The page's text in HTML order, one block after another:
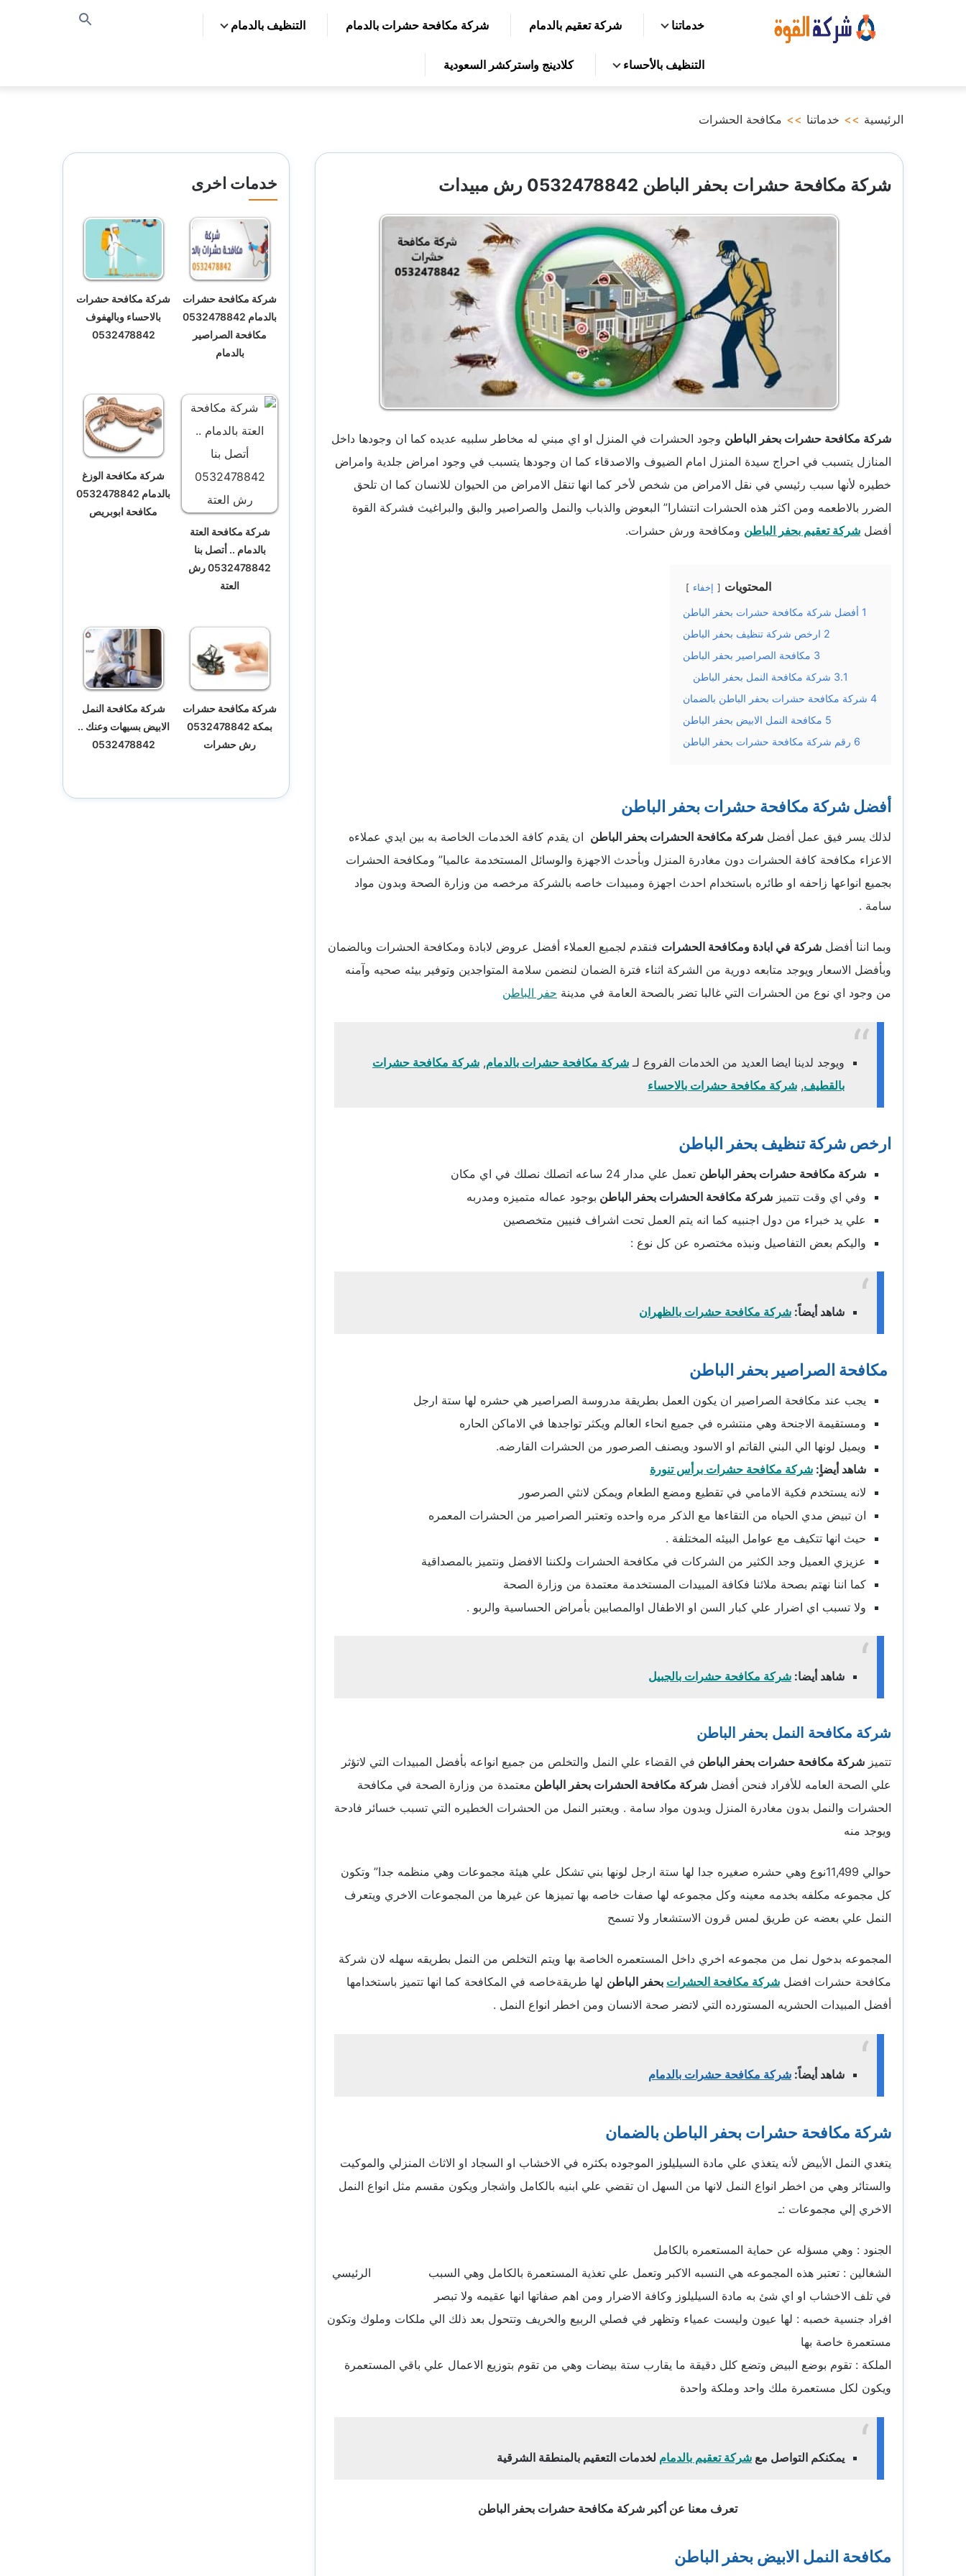
خدماتنا شركة تعقيم بالدمام شركة مكافحة حشرات بالدمام التنظيف بالدمام
التنظيف بالأحساء كلادينج واستركشر السعودية
الرئيسية >> خدماتنا >> مكافحة الحشرات
شركة مكافحة حشرات بحفر الباطن 0532478842 رش مبيدات
شركة مكافحة حشرات بحفر الباطن وجود الحشرات في المنزل او اي مبني له مخاطر سلبيه عديده كما ان وجودها داخل
المنازل يتسبب في احراج سيدة المنزل امام الضيوف والاصدقاء كما ان وجودها يتسبب في وجود امراض جلدية وامراض
خطيره لأنها سبب رئيسي في نقل الامراض من شخص لأخر كما انها تنقل الامراض من الحيوان للانسان كما ان تلحق
الضرر بالاطعمه ومن اكثر هذه الحشرات انتشارا” البعوض والذباب والنمل والصراصير والبق والبراغيث فشركة القوة
أفضل شركة تعقيم بحفر الباطن ومكافحة ورش حشرات.
المحتويات إخفاء
1 أفضل شركة مكافحة حشرات بحفر الباطن
2 ارخص شركة تنظيف بحفر الباطن
3 مكافحة الصراصير بحفر الباطن
3.1 شركة مكافحة النمل بحفر الباطن
4 شركة مكافحة حشرات بحفر الباطن بالضمان
5 مكافحة النمل الابيض بحفر الباطن
6 رقم شركة مكافحة حشرات بحفر الباطن
أفضل شركة مكافحة حشرات بحفر الباطن
لذلك يسر فيق عمل أفضل شركة مكافحة الحشرات بحفر الباطن ان يقدم كافة الخدمات الخاصة به بين ايدي عملاءه
الاعزاء مكافحة كافة الحشرات دون مغادرة المنزل وبأحدث الاجهزة والوسائل المستخدمة عالميا” ومكافحة الحشرات
بجميع انواعها زاحفه او طائره باستخدام احدث اجهزة ومبيدات خاصه بالشركة مرخصه من وزارة الصحة وبدون مواد
سامة .
وبما اننا أفضل شركة في ابادة ومكافحة الحشرات فنقدم لجميع العملاء أفضل عروض لابادة ومكافحة الحشرات وبالضمان
وبأفضل الاسعار ويوجد متابعه دورية من الشركة اثناء فترة الضمان لنضمن سلامة المتواجدين وتوفير بيئه صحيه وآمنه
من وجود اي نوع من الحشرات التي غالبا تضر بالصحة العامة في مدينة حفر الباطن
ويوجد لدينا ايضا العديد من الخدمات الفروع لـ شركة مكافحة حشرات بالدمام, شركة مكافحة حشرات
بالقطيف, شركة مكافحة حشرات بالاحساء
ارخص شركة تنظيف بحفر الباطن
شركة مكافحة حشرات بحفر الباطن تعمل علي مدار 24 ساعه اتصلك نصلك في اي مكان
وفي اي وقت تتميز شركة مكافحة الحشرات بحفر الباطن بوجود عماله متميزه ومدربه
علي يد خبراء من دول اجنبيه كما انه يتم العمل تحت اشراف فنيين متخصصين
واليكم بعض التفاصيل ونبذه مختصره عن كل نوع :
شاهد أيضاً: شركة مكافحة حشرات بالظهران
مكافحة الصراصير بحفر الباطن
يجب عند مكافحة الصراصير ان يكون العمل بطريقة مدروسة الصراصير هي حشره لها ستة ارجل
ومستقيمة الاجنحة وهي منتشره في جميع انحاء العالم ويكثر تواجدها في الاماكن الحاره
ويميل لونها الي البني القاتم او الاسود ويصنف الصرصور من الحشرات القارضه.
شاهد أيضاٍ: شركة مكافحة حشرات برأس تنورة
لانه يستخدم فكية الامامي في تقطيع ومضع الطعام ويمكن لانثي الصرصور
ان تبيض مدي الحياه من التقاءها مع الذكر مره واحده وتعتبر الصراصير من الحشرات المعمره
حيث انها تتكيف مع عوامل البيئه المختلفة .
عزيزي العميل وجد الكثير من الشركات في مكافحة الحشرات ولكننا الافضل ونتميز بالمصداقية
كما اننا نهتم بصحة ملائنا فكافة المبيدات المستخدمة معتمدة من وزارة الصحة
ولا تسبب اي اضرار علي كبار السن او الاطفال اوالمصابين بأمراض الحساسية والربو .
شاهد أيضا: شركة مكافحة حشرات بالجبيل
شركة مكافحة النمل بحفر الباطن
تتميز شركة مكافحة حشرات بحفر الباطن في القضاء علي النمل والتخلص من جميع انواعه بأفضل المبيدات التي لاتؤثر
علي الصحة العامه للأفراد فنحن أفضل شركة مكافحة الحشرات بحفر الباطن معتمدة من وزارة الصحة في مكافحة
الحشرات والنمل بدون مغادرة المنزل وبدون مواد سامة . ويعتبر النمل من الحشرات الخطيره التي تسبب خسائر فادحة
ويوجد منه
حوالي 11,499نوع وهي حشره صغيره جدا لها ستة ارجل لونها بني تشكل علي هيئة مجموعات وهي منظمه جدا” وتكون
كل مجموعه مكلفه بخدمه معينه وكل مجموعه لها صفات خاصه بها تميزها عن غيرها من المجموعات الاخري ويتعرف
النمل علي بعضه عن طريق لمس قرون الاستشعار ولا تسمح
المجموعه بدخول نمل من مجموعه اخري داخل المستعمره الخاصة بها ويتم التخلص من النمل بطريقه سهله لان شركة
مكافحة حشرات افضل شركة مكافحة الحشرات بحفر الباطن لها طريقةخاصه في المكافحة كما انها تتميز باستخدامها
أفضل المبيدات الحشريه المستورده التي لاتضر صحة الانسان ومن اخطر انواع النمل .
شاهد أيضاً: شركة مكافحة حشرات بالدمام
شركة مكافحة حشرات بحفر الباطن بالضمان
يتغدي النمل الأبيض لأنه يتغذي علي مادة السيليلوز الموجوده بكثره في الاخشاب او السجاد او الاثاث المنزلي والموكيت
والستائر وهي من اخطر انواع النمل لانها من السهل ان تقضي علي ابنيه بالكامل واشجار ويكون مقسم مثل انواع النمل
الاخري إلي مجموعات :ـ
الجنود : وهي مسؤله عن حماية المستعمره بالكامل
الشغالين : تعتبر هذه المجموعه هي النسبه الاكبر وتعمل علي تغذية المستعمرة بالكامل وهي السبب الرئيسي
في تلف الاخشاب او اي شئ به مادة السيليلوز وكافة الاضرار ومن اهم صفاتها انها عقيمه ولا تبصر
افراد جنسية خصبه : لها عيون وليست عمياء وتظهر في فصلي الربيع والخريف وتتحول بعد ذلك الي ملكات وملوك وتكون
مستعمرة خاصة بها
الملكة : تقوم بوضع البيض وتضع كلل دقيقة ما يقارب ستة بيضات وهي من تقوم بتوزيع الاعمال علي باقي المستعمرة
ويكون لكل مستعمرة ملك واحد وملكة واحدة
يمكنكم التواصل مع شركة تعقيم بالدمام لخدمات التعقيم بالمنطقة الشرقية
تعرف معنا عن أكبر شركة مكافحة حشرات بحفر الباطن
مكافحة النمل الابيض بحفر الباطن
خدمات اخرى
شركة مكافحة حشرات
بالدمام 0532478842
مكافحة الصراصير
بالدمام
شركة مكافحة حشرات
بالاحساء وبالهفوف
0532478842
شركة مكافحة العتة
بالدمام .. أتصل بنا
0532478842 رش
العتة
شركة مكافحة الوزغ
بالدمام 0532478842
مكافحة ابوبريص
شركة مكافحة حشرات
بمكة 0532478842
رش حشرات
شركة مكافحة النمل
الابيض بسيهات وعنك ..
0532478842